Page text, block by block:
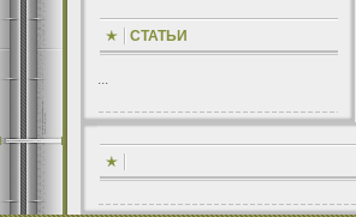
СТАТЬИ
...